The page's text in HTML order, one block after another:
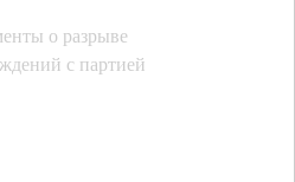
о разрыве
с партией